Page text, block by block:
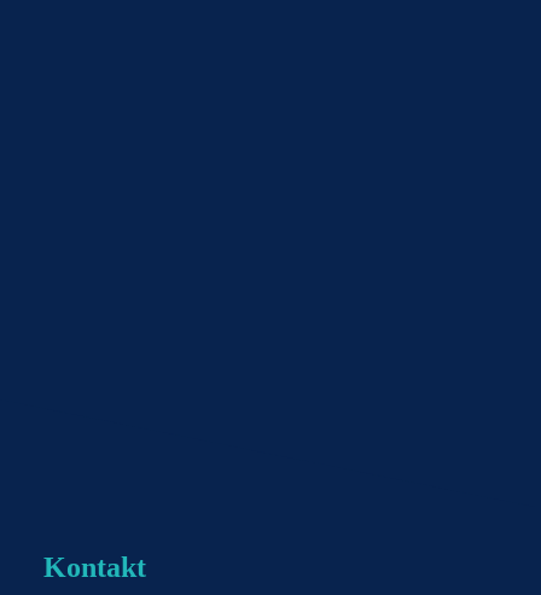
Kontakt